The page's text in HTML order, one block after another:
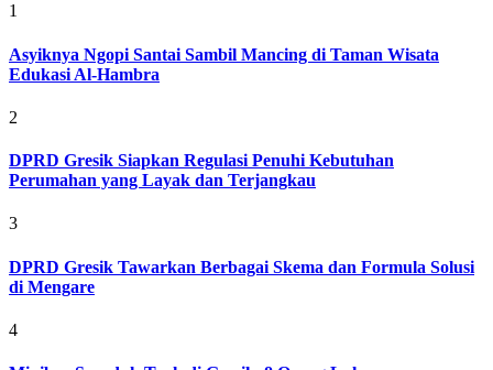
1
Asyiknya Ngopi Santai Sambil Mancing di Taman Wisata
Edukasi Al-Hambra
2
DPRD Gresik Siapkan Regulasi Penuhi Kebutuhan
Perumahan yang Layak dan Terjangkau
3
DPRD Gresik Tawarkan Berbagai Skema dan Formula Solusi
di Mengare
4